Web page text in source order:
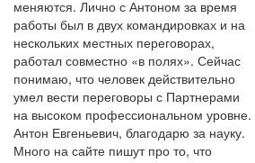
меняются. Лично с Антоном за время
работы был в двух командировках и на
нескольких местных переговорах,
работал совместно «в полях». Сейчас
понимаю, что человек действительно
умел вести переговоры с Партнерами
на высоком профессиональном уровне.
Антон Евгеньевич, благодарю за науку.
Много на сайте пишут про то, что